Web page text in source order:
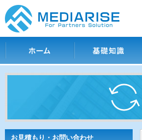
ホーム 基礎知識
お見積もり・お問い合わせ